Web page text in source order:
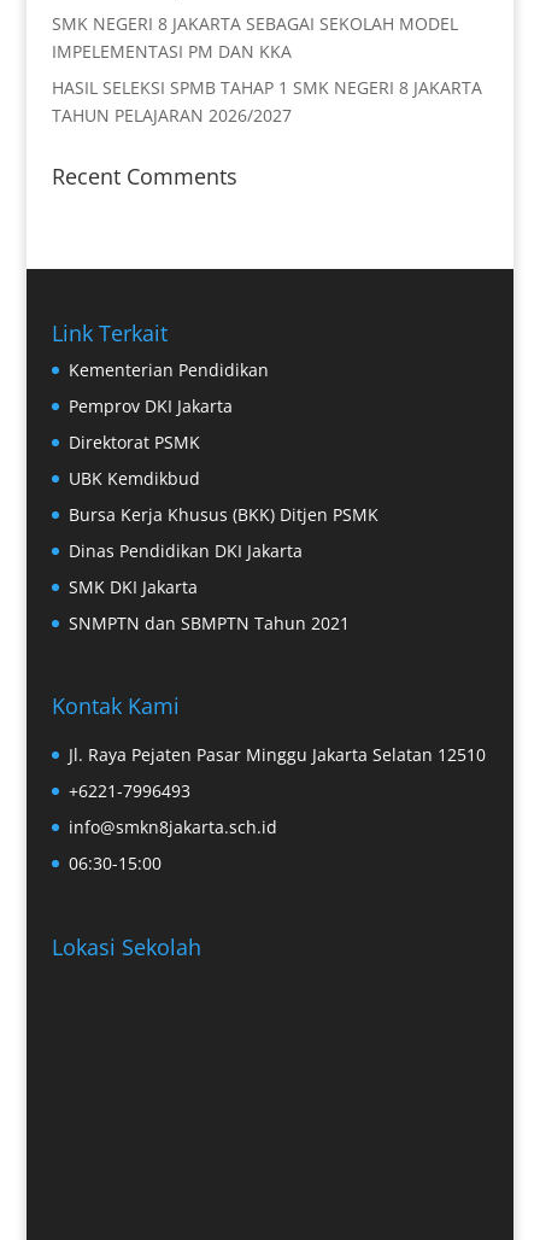
SMK NEGERI 8 JAKARTA SEBAGAI SEKOLAH MODEL
IMPELEMENTASI PM DAN KKA
HASIL SELEKSI SPMB TAHAP 1 SMK NEGERI 8 JAKARTA
TAHUN PELAJARAN 2026/2027
Recent Comments
Link Terkait
Kementerian Pendidikan
Pemprov DKI Jakarta
Direktorat PSMK
UBK Kemdikbud
Bursa Kerja Khusus (BKK) Ditjen PSMK
Dinas Pendidikan DKI Jakarta
SMK DKI Jakarta
SNMPTN dan SBMPTN Tahun 2021
Kontak Kami
Jl. Raya Pejaten Pasar Minggu Jakarta Selatan 12510
+6221-7996493
info@smkn8jakarta.sch.id
06:30-15:00
Lokasi Sekolah